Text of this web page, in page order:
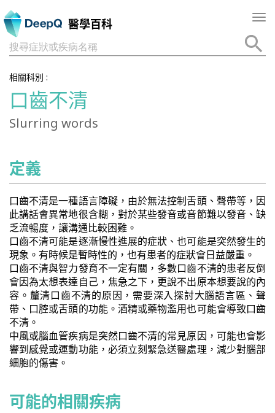
醫學百科
搜尋症狀或疾病名稱
相關科別 :
口齒不清
Slurring words
定義
口齒不清是一種語言障礙，由於無法控制舌頭、聲帶等，因
此講話會異常地很含糊，對於某些發音或音節難以發音、缺
乏流暢度，讓溝通比較困難。
口齒不清可能是逐漸慢性進展的症狀、也可能是突然發生的
現象。有時候是暫時性的，也有患者的症狀會日益嚴重。
口齒不清與智力發育不一定有關，多數口齒不清的患者反倒
會因為太想表達自己，焦急之下，更說不出原本想要說的內
容。釐清口齒不清的原因，需要深入探討大腦語言區、聲
帶、口腔或舌頭的功能。酒精或藥物濫用也可能會導致口齒
不清。
中風或腦血管疾病是突然口齒不清的常見原因，可能也會影
響到感覺或運動功能，必須立刻緊急送醫處理，減少對腦部
細胞的傷害。
可能的相關疾病